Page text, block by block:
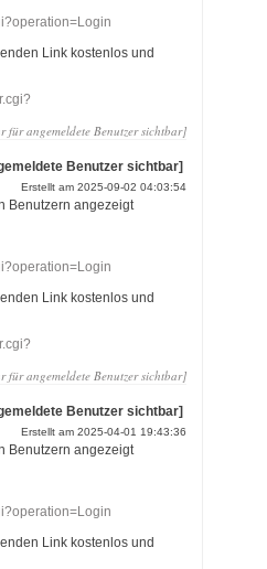
Link kostenlos und
für angemeldete Benutzer sichtbar]
Benutzer sichtbar]
Erstellt am 2025-09-02 04:03:54
Benutzern angezeigt
Link kostenlos und
für angemeldete Benutzer sichtbar]
Benutzer sichtbar]
Erstellt am 2025-04-01 19:43:36
Benutzern angezeigt
Link kostenlos und